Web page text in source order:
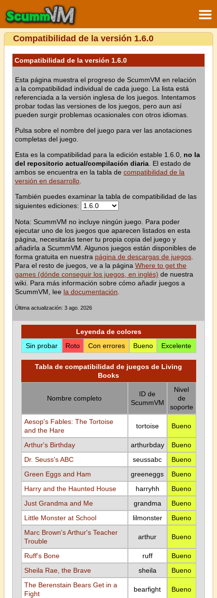
Compatibilidad de la versión 1.6.0
Compatibilidad de la versión 1.6.0
Esta página muestra el progreso de ScummVM en relación
a la compatibilidad individual de cada juego. La lista está
referenciada a la versión inglesa de los juegos. Intentamos
probar todas las versiones de los juegos, pero aun así
pueden surgir problemas ocasionales con otros idiomas.
Pulsa sobre el nombre del juego para ver las anotaciones
completas del juego.
Esta es la compatibilidad para la edición estable 1.6.0, no la
del repositorio actual/compilación diaria . El estado de
ambos se encuentra en la tabla de compatibilidad de la
versión en desarrollo
También puedes examinar la tabla de compatibilidad de las
siguientes ediciones:
Nota: ScummVM no incluye ningún juego. Para poder
ejecutar uno de los juegos que aparecen listados en esta
página, necesitarás tener tu propia copia del juego y
añadirla a ScummVM. Algunos juegos están disponibles de
forma gratuita en nuestra página de descargas de juegos
Para el resto de juegos, ve a la página Where to get the
games (dónde conseguir los juegos, en inglés) de nuestra
wiki. Para más información sobre cómo añadir juegos a
ScummVM, lee la documentación
Última actualización: 3 ago. 2026
Leyenda de colores
Sin probar
Roto Con errores Bueno Excelente
Tabla de compatibilidad de juegos de Living
Books
Nombre completo
ID de
ScummVM
Nivel
de
soporte
Aesop's Fables: The Tortoise
and the Hare
tortoise Bueno
Arthur's Birthday arthurbday
Bueno
Dr. Seuss's ABC
seussabc
Bueno
Green Eggs and Ham
greeneggs
Bueno
Harry and the Haunted House
harryhh
Bueno
Just Grandma and Me
grandma
Bueno
Little Monster at School
lilmonster
Bueno
Marc Brown's Arthur's Teacher
Trouble
arthur Bueno
Ruff's Bone ruff
Bueno
Sheila Rae, the Brave
sheila
Bueno
The Berenstain Bears Get in a
Fight
bearfight Bueno